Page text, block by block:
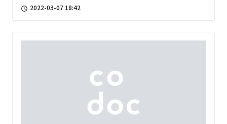
access_time 2022-03-07 18:42